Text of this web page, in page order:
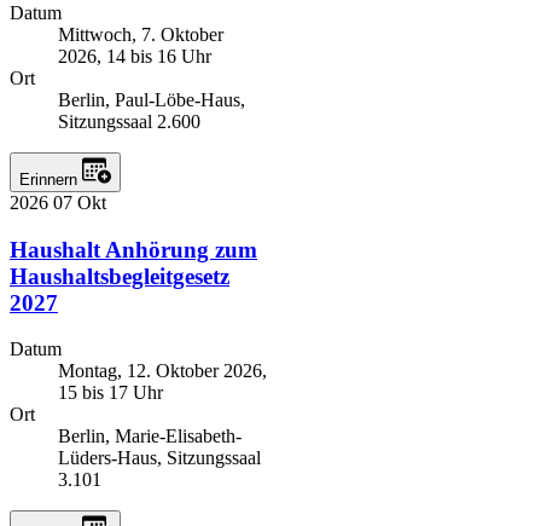
Datum
Mittwoch, 7. Oktober
2026, 14 bis 16 Uhr
Ort
Berlin, Paul-Löbe-Haus,
Sitzungssaal 2.600
Erinnern
2026 07 Okt
Haushalt Anhörung zum
Haushaltsbegleitgesetz
2027
Datum
Montag, 12. Oktober 2026,
15 bis 17 Uhr
Ort
Berlin, Marie-Elisabeth-
Lüders-Haus, Sitzungssaal
3.101